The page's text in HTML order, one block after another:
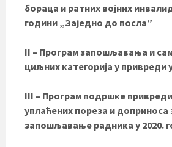
бораца и ратних војних
години „Заједно до посла”
II – Програм запошљавања и
циљних категорија у привреди
III – Програм подршке
уплаћених пореза и доприноса
запошљавање радника у 2020.